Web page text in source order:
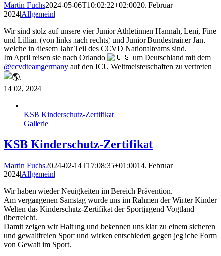
Martin Fuchs2024-05-06T10:02:22+02:0020. Februar
2024|Allgemein|
Wir sind stolz auf unsere vier Junior Athletinnen Hannah, Leni, Fine
und Lillian (von links nach rechts) und Junior Bundestrainer Jan,
welche in diesem Jahr Teil des CCVD Nationalteams sind.
Im April reisen sie nach Orlando
um Deutschland mit dem
@ccvdteamgermany auf den ICU Weltmeisterschaften zu vertreten
.
14 02, 2024
KSB Kinderschutz-Zertifikat
Gallerie
KSB Kinderschutz-Zertifikat
Martin Fuchs2024-02-14T17:08:35+01:0014. Februar
2024|Allgemein|
Wir haben wieder Neuigkeiten im Bereich Prävention.
Am vergangenen Samstag wurde uns im Rahmen der Winter Kinder
Welten das Kinderschutz-Zertifikat der Sportjugend Vogtland
überreicht.
Damit zeigen wir Haltung und bekennen uns klar zu einem sicheren
und gewaltfreien Sport und wirken entschieden gegen jegliche Form
von Gewalt im Sport.